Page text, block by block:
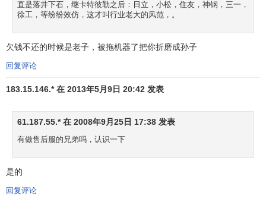
直是落井下石，继卡特彼勒之后：日立，小松，住友，神钢，三一，
徐工，等纷纷效仿，这才叫行业老大的风范，。
欠钱不还的时候是老子，被拖机器了把你折磨成孙子
回复评论
183.15.146.* 在 2013年5月9日 20:42 发表
61.187.55.* 在 2008年9月25日 17:38 发表
有做售后服的兄弟吗，认识一下
是的
回复评论